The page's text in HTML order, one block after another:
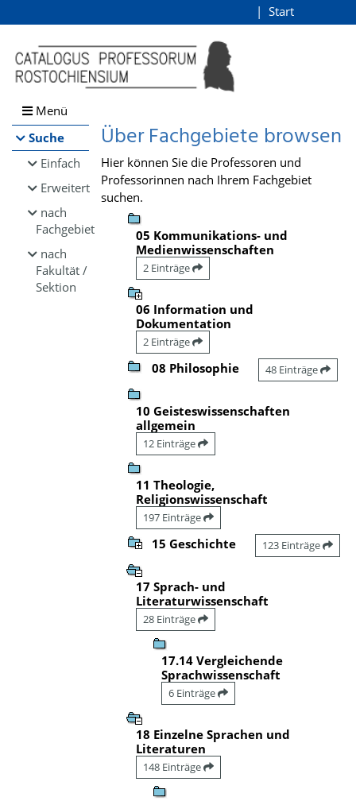
Browsen
direkt zum Inhalt
Start
Menü
Suche
Einfach
Erweitert
nach
Fachgebiet
nach
Fakultät /
Sektion
Über Fachgebiete browsen
Hier können Sie die Professoren und
Professorinnen nach Ihrem Fachgebiet
suchen.
05 Kommunikations- und
Medienwissenschaften
2 Einträge
06 Information und
Dokumentation
2 Einträge
08 Philosophie 48 Einträge
10 Geisteswissenschaften
allgemein
12 Einträge
11 Theologie,
Religionswissenschaft
197 Einträge
15 Geschichte 123 Einträge
17 Sprach- und
Literaturwissenschaft
28 Einträge
17.14 Vergleichende
Sprachwissenschaft
6 Einträge
18 Einzelne Sprachen und
Literaturen
148 Einträge